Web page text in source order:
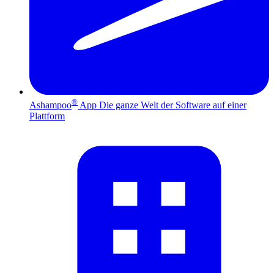
Ashampoo® App Die ganze Welt der Software auf einer
Plattform